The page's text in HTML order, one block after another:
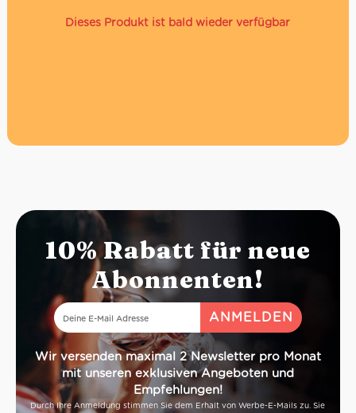
Dieses Produkt ist bald wieder verfügbar
10% Rabatt für neue
Abonnenten!
Wir versenden maximal 2 Newsletter pro Monat
mit unseren exklusiven Angeboten und
Empfehlungen!
Durch Ihre Anmeldung stimmen Sie dem Erhalt von Werbe-E-Mails zu. Sie